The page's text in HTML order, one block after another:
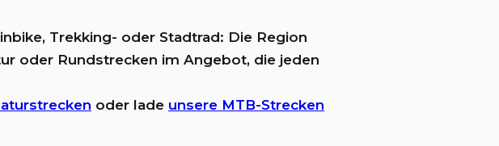
Trekking- oder Stadtrad: Die Region
oder Rundstrecken im Angebot, die jeden
oder lade unsere MTB-Strecken